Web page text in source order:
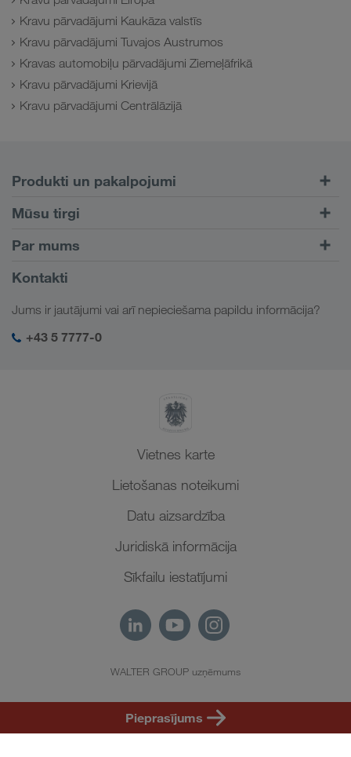
Kravu pārvadājumi Kaukāza valstīs
Kravu pārvadājumi Tuvajos Austrumos
Kravas automobiļu pārvadājumi Ziemeļāfrikā
Kravu pārvadājumi Krievijā
Kravu pārvadājumi Centrālāzijā
Pieprasījums
Produkti un pakalpojumi
Pārvadājumi pa autoceļiem
Klientu portāls CONNECT
Digitāli risinājumi
Mūsu tirgi
Kaukāzs
Centrālāzija
Tuvie Austrumi
Par mums
Informācija par uzņēmumu
Sociālā atbildība
SHEQ-Management
Kontakti
Jums ir jautājumi vai arī nepieciešama papildu informācija?
+43 5 7777-0
Vietnes karte
Lietošanas noteikumi
Datu aizsardzība
Juridiskā informācija
Sīkfailu iestatījumi
WALTER GROUP uzņēmums